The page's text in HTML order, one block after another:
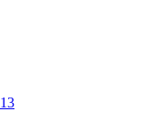
13